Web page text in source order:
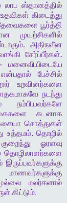
லாப ஸ்தானத்தில்
உதவிகள் கிடைத்து
பூர்த்தி
முயற்சிகளில்
.அதிநவீன
சேர்ப்பீர்கள்.
- மனைவியிடையே
என்பதால்
பேச்சில்
உறவினர்களை
நடந்து
நம்பியவர்களே
கடனாக
சொத்துகள்
உத்தமம்.தொழில்
குறைந்து
ஓரளவு
தொழிலாளர்களை
இருப்பவர்களுக்கு
மாணவர்களுக்கு
மலர்களால்
கிட்டும்.